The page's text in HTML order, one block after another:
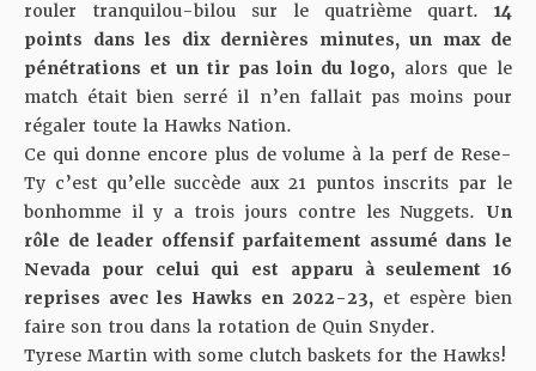
rouler tranquilou-bilou sur le quatrième quart. 14
points dans les dix dernières minutes, un max de
pénétrations et un tir pas loin du logo, alors que le
match était bien serré il n’en fallait pas moins pour
régaler toute la Hawks Nation.
Ce qui donne encore plus de volume à la perf de Rese-
Ty c’est qu’elle succède aux 21 puntos inscrits par le
bonhomme il y a trois jours contre les Nuggets. Un
rôle de leader offensif parfaitement assumé dans le
Nevada pour celui qui est apparu à seulement 16
reprises avec les Hawks en 2022-23, et espère bien
faire son trou dans la rotation de Quin Snyder.
Tyrese Martin with some clutch baskets for the Hawks!